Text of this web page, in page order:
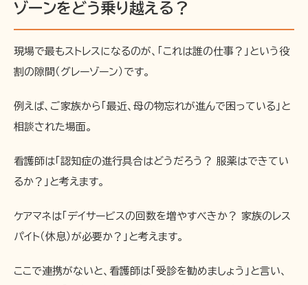
ゾーンをどう乗り越える？
現場で最もストレスになるのが、「これは誰の仕事？」という役
割の隙間（グレーゾーン）です。
例えば、ご家族から「最近、母の物忘れが進んで困っている」と
相談された場面。
看護師は「認知症の進行具合はどうだろう？ 服薬はできてい
るか？」と考えます。
ケアマネは「デイサービスの回数を増やすべきか？ 家族のレス
パイト（休息）が必要か？」と考えます。
ここで連携がないと、看護師は「受診を勧めましょう」と言い、